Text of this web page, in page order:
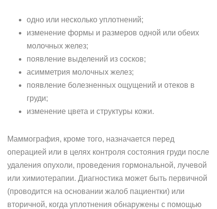
одно или несколько уплотнений;
изменение формы и размеров одной или обеих
молочных желез;
появление выделений из сосков;
асимметрия молочных желез;
появление болезненных ощущений и отеков в
груди;
изменение цвета и структуры кожи.
Маммография, кроме того, назначается перед
операцией или в целях контроля состояния груди после
удаления опухоли, проведения гормональной, лучевой
или химиотерапии. Диагностика может быть первичной
(проводится на основании жалоб пациентки) или
вторичной, когда уплотнения обнаружены с помощью